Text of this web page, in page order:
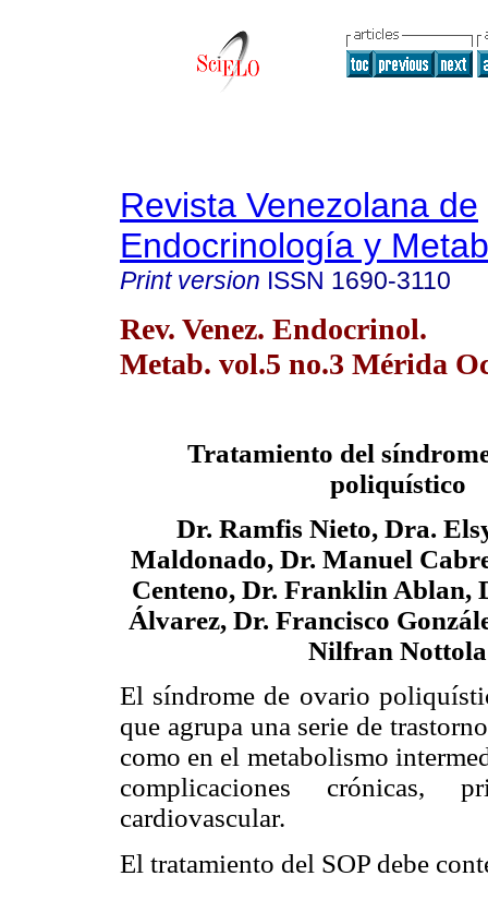
Revista Venezolana de
Endocrinología y
Print version ISSN 1690-3110
Rev. Venez. Endocrinol.
Metab. vol.5 no.3 Mérida
Tratamiento del
poliquístico
Dr. Ramfis Nieto, Dra.
Maldonado, Dr. Manuel
Centeno, Dr. Franklin Ablan,
Álvarez, Dr. Francisco
Nilfran Nottola
El síndrome de ovario
que agrupa una serie de
como en el metabolismo
complicaciones crónicas,
cardiovascular.
El tratamiento del SOP debe